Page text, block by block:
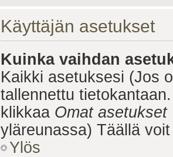
Käyttäjän asetukset
Kuinka vaihdan
Kaikki asetuksesi (Jos
tallennettu
klikkaa Omat asetukset
yläreunassa) Täällä
Ylös